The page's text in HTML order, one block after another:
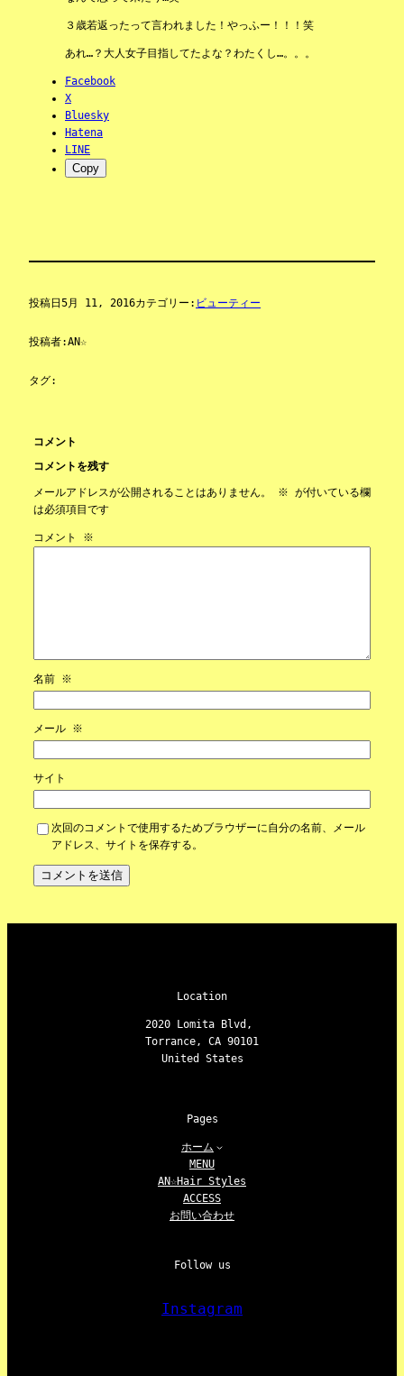
３歳若返ったって言われました！やっふー！！！笑
あれ…？大人女子目指してたよな？わたくし…。。。
Facebook
X
Bluesky
Hatena
LINE
Copy
投稿日 5月 11, 2016カテゴリー: ビューティー
投稿者:AN☆
タグ:
コメント
コメントを残す
メールアドレスが公開されることはありません。 ※ が付いている欄
は必須項目です
コメント ※
名前 ※
メール ※
サイト
次回のコメントで使用するためブラウザーに自分の名前、メール
アドレス、サイトを保存する。
Location
2020 Lomita Blvd,
Torrance, CA 90101
United States
Pages
ホーム
MENU
AN☆Hair Styles
ACCESS
お問い合わせ
Follow us
Instagram